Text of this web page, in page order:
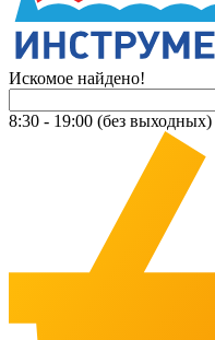
Искомое найдено!
8:30 - 19:00 (без выходных)